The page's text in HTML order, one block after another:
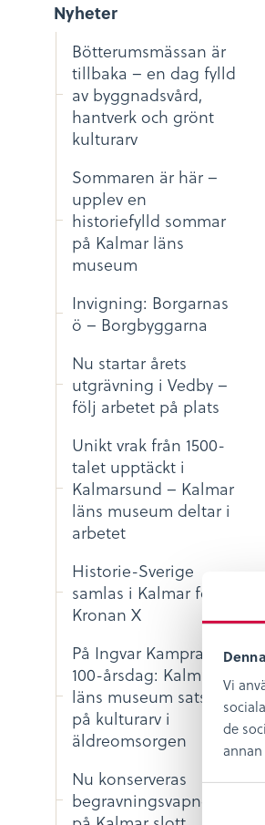
Vi
de
Nyheter
Bötterumsmässan är
tillbaka – en dag fylld
av byggnadsvård,
hantverk och grönt
kulturarv
Sommaren är här –
upplev en
historiefylld sommar
på Kalmar läns
museum
Invigning: Borgarnas
ö – Borgbyggarna
Nu startar årets
utgrävning i Vedby –
följ arbetet på plats
Unikt vrak från 1500-
talet upptäckt i
Kalmarsund – Kalmar
läns museum deltar i
arbetet
Historie-Sverige
samlas i Kalmar för
Kronan X
På Ingvar Kamprads
100-årsdag: Kalmar
läns museum satsar
på kulturarv i
äldreomsorgen
Nu konserveras
begravningsvapnen